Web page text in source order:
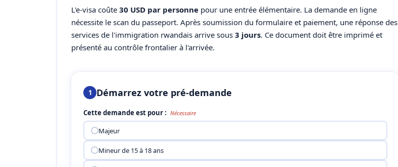
L'e-visa coûte 30 USD par personne pour une entrée élémentaire. La demande en ligne
nécessite le scan du passeport. Après soumission du formulaire et paiement, une réponse des
services de l'immigration rwandais arrive sous 3 jours. Ce document doit être imprimé et
présenté au contrôle frontalier à l'arrivée.
1 Démarrez votre pré-demande
Cette demande est pour : Nécessaire
Majeur
Mineur de 15 à 18 ans